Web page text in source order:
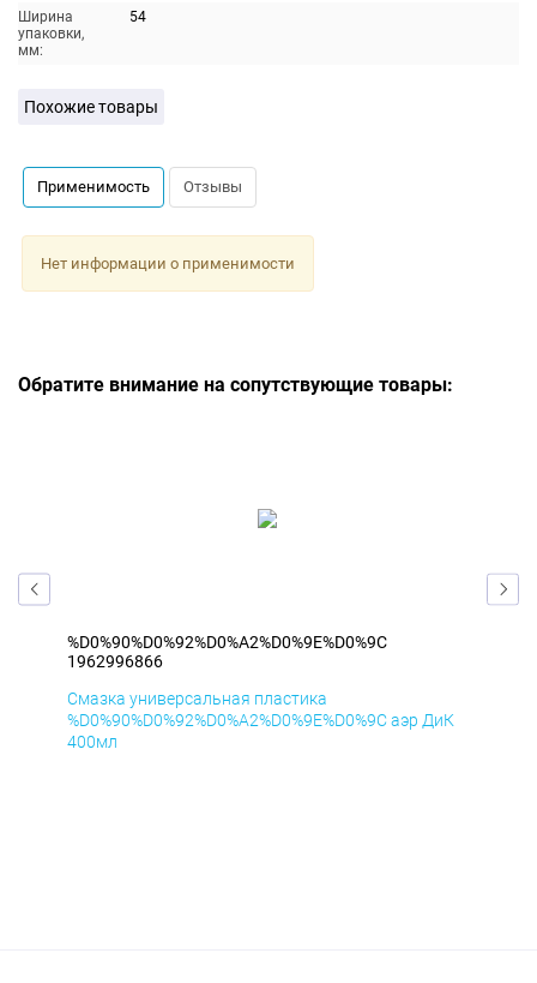
Ширина
упаковки,
мм:
54
Похожие товары
Применимость Отзывы
Нет информации о применимости
Обратите внимание на сопутствующие товары:
%D0%90%D0%92%D0%A2%D0%9E%D0%9C
1962996866
Смазка универсальная пластика
%D0%90%D0%92%D0%A2%D0%9E%D0%9C аэр ДиК
400мл